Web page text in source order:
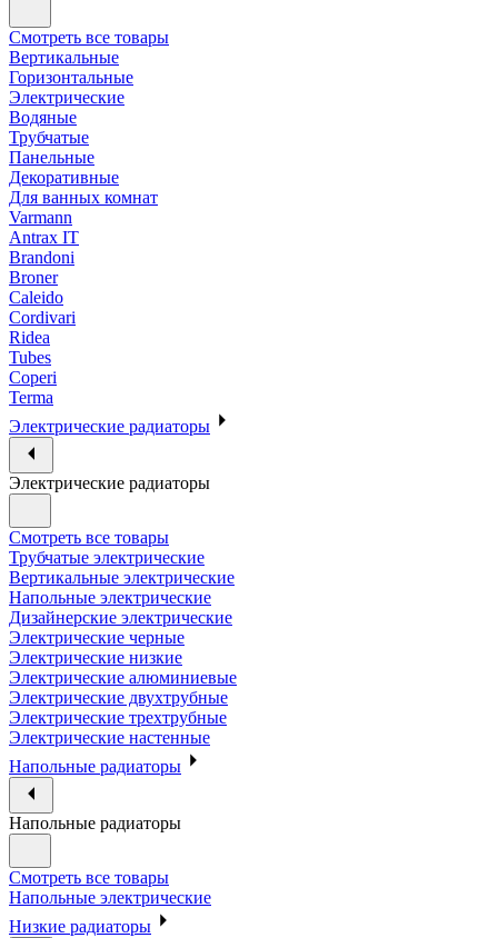
Смотреть все товары
Вертикальные
Горизонтальные
Электрические
Водяные
Трубчатые
Панельные
Декоративные
Для ванных комнат
Varmann
Antrax IT
Brandoni
Broner
Caleido
Cordivari
Ridea
Tubes
Coperi
Terma
Электрические радиаторы
Электрические радиаторы
Смотреть все товары
Трубчатые электрические
Вертикальные электрические
Напольные электрические
Дизайнерские электрические
Электрические черные
Электрические низкие
Электрические алюминиевые
Электрические двухтрубные
Электрические трехтрубные
Электрические настенные
Напольные радиаторы
Напольные радиаторы
Смотреть все товары
Напольные электрические
Низкие радиаторы